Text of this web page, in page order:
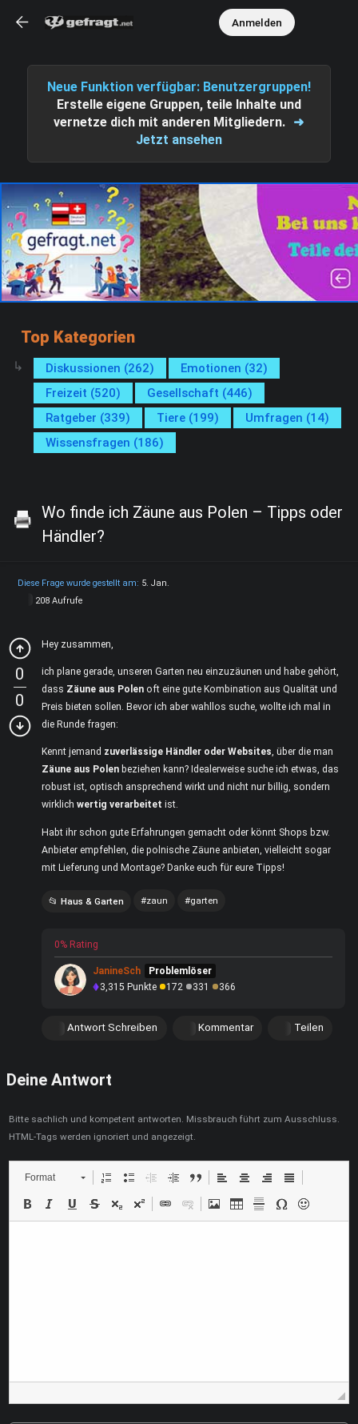
Neue Funktion verfügbar: Benutzergruppen!
Erstelle eigene Gruppen, teile Inhalte und
vernetze dich mit anderen Mitgliedern. ➜
Jetzt ansehen
Anmelden
Top Kategorien
Diskussionen (262)
Emotionen (32)
Freizeit (520)
Gesellschaft (446)
Ratgeber (339)
Tiere (199)
Umfragen (14)
Wissensfragen (186)
Wo finde ich Zäune aus Polen – Tipps oder
Händler?
Diese Frage wurde gestellt am: 5. Jan.
208 Aufrufe
0
0
Hey zusammen,
ich plane gerade, unseren Garten neu einzuzäunen und habe gehört,
dass Zäune aus Polen oft eine gute Kombination aus Qualität und
Preis bieten sollen. Bevor ich aber wahllos suche, wollte ich mal in
die Runde fragen:
Kennt jemand zuverlässige Händler oder Websites, über die man
Zäune aus Polen beziehen kann? Idealerweise suche ich etwas, das
robust ist, optisch ansprechend wirkt und nicht nur billig, sondern
wirklich wertig verarbeitet ist.
Habt ihr schon gute Erfahrungen gemacht oder könnt Shops bzw.
Anbieter empfehlen, die polnische Zäune anbieten, vielleicht sogar
mit Lieferung und Montage? Danke euch für eure Tipps!
Haus & Garten zaun garten
0% Rating
JanineSch
Problemlöser
3,315 Punkte 172 331 366
Antwort Schreiben Kommentar Teilen
Deine Antwort
Bitte sachlich und kompetent antworten. Missbrauch führt zum Ausschluss.
HTML-Tags werden ignoriert und angezeigt.
Format